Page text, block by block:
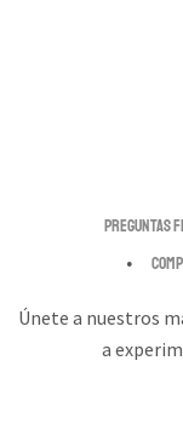
Preguntas
Únete a nuestros
a